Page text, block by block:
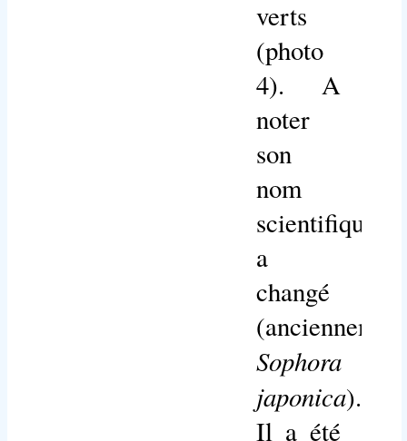
verts
(photo
4). A
noter
son
nom
scientifique
a
changé
Sophora
japonica).
Il a été